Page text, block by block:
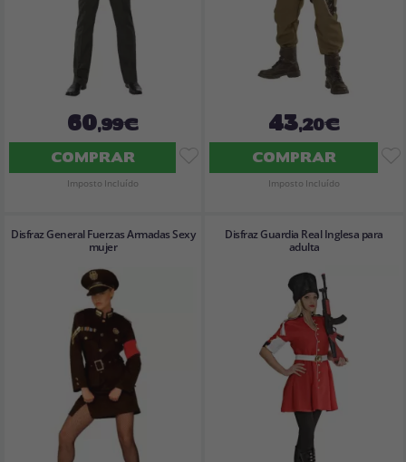
60,99€
COMPRAR
Imposto Incluído
43,20€
COMPRAR
Imposto Incluído
Disfraz General Fuerzas Armadas Sexy
mujer
Disfraz Guardia Real Inglesa para
adulta